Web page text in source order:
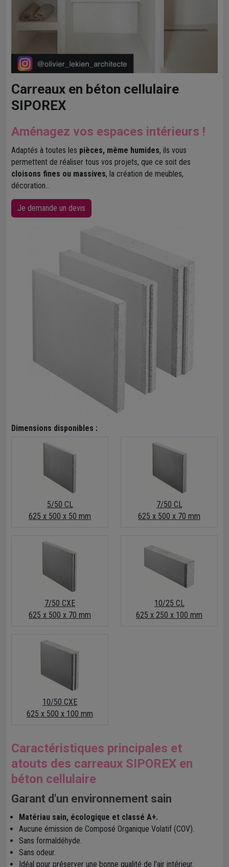
Carreaux en béton cellulaire
SIPOREX
Aménagez vos espaces intérieurs !
Adaptés à toutes les pièces, même humides, ils vous
permettent de réaliser tous vos projets, que ce soit des
cloisons fines ou massives, la création de meubles,
décoration...
Je demande un devis
Dimensions disponibles :
5/50 CL
625 x 500 x 50 mm
7/50 CL
625 x 500 x 70 mm
7/50 CXE
625 x 500 x 70 mm
10/25 CL
625 x 250 x 100 mm
10/50 CXE
625 x 500 x 100 mm
Caractéristiques principales et
atouts des carreaux SIPOREX en
béton cellulaire
Garant d'un environnement sain
Matériau sain, écologique et classé A+.
Aucune émission de Composé Organique Volatif (COV).
Sans formaldéhyde.
Sans odeur.
Idéal pour préserver une bonne qualité de l'air intérieur.